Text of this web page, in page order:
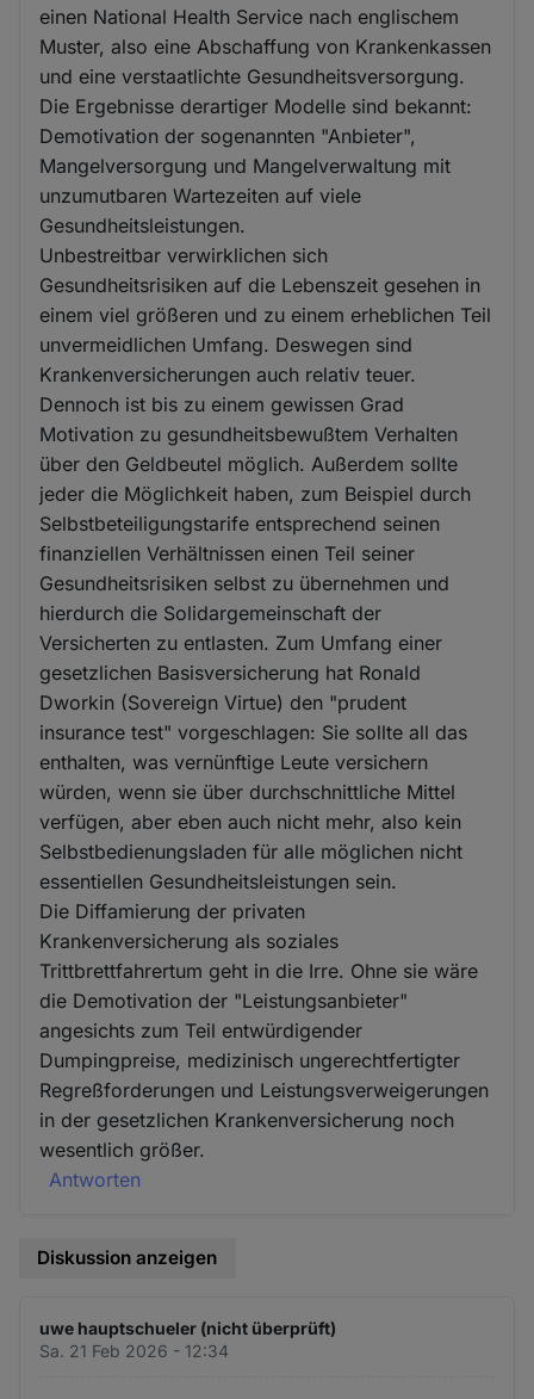
einen National Health Service nach englischem
Muster, also eine Abschaffung von Krankenkassen
und eine verstaatlichte Gesundheitsversorgung.
Die Ergebnisse derartiger Modelle sind bekannt:
Demotivation der sogenannten "Anbieter",
Mangelversorgung und Mangelverwaltung mit
unzumutbaren Wartezeiten auf viele
Gesundheitsleistungen.
Unbestreitbar verwirklichen sich
Gesundheitsrisiken auf die Lebenszeit gesehen in
einem viel größeren und zu einem erheblichen Teil
unvermeidlichen Umfang. Deswegen sind
Krankenversicherungen auch relativ teuer.
Dennoch ist bis zu einem gewissen Grad
Motivation zu gesundheitsbewußtem Verhalten
über den Geldbeutel möglich. Außerdem sollte
jeder die Möglichkeit haben, zum Beispiel durch
Selbstbeteiligungstarife entsprechend seinen
finanziellen Verhältnissen einen Teil seiner
Gesundheitsrisiken selbst zu übernehmen und
hierdurch die Solidargemeinschaft der
Versicherten zu entlasten. Zum Umfang einer
gesetzlichen Basisversicherung hat Ronald
Dworkin (Sovereign Virtue) den "prudent
insurance test" vorgeschlagen: Sie sollte all das
enthalten, was vernünftige Leute versichern
würden, wenn sie über durchschnittliche Mittel
verfügen, aber eben auch nicht mehr, also kein
Selbstbedienungsladen für alle möglichen nicht
essentiellen Gesundheitsleistungen sein.
Die Diffamierung der privaten
Krankenversicherung als soziales
Trittbrettfahrertum geht in die Irre. Ohne sie wäre
die Demotivation der "Leistungsanbieter"
angesichts zum Teil entwürdigender
Dumpingpreise, medizinisch ungerechtfertigter
Regreßforderungen und Leistungsverweigerungen
in der gesetzlichen Krankenversicherung noch
wesentlich größer.
Antworten
Diskussion anzeigen
uwe hauptschueler (nicht überprüft)
Sa. 21 Feb 2026 - 12:34